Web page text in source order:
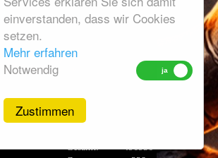
einverstanden, dass wir Cookies
setzen.
Mehr erfahren
Notwendig
Zustimmen
Gesamt:
496956